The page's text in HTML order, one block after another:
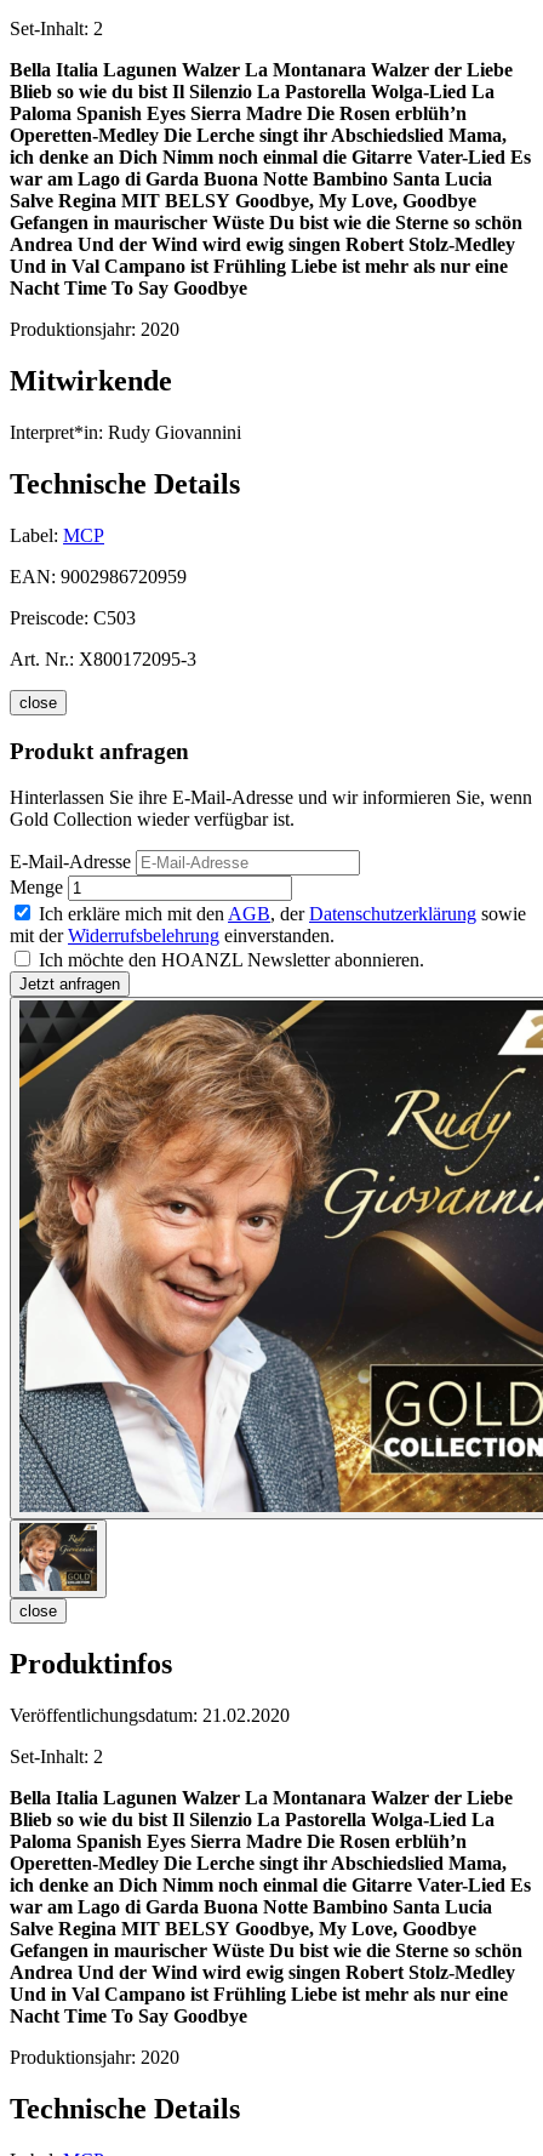
Set-Inhalt: 2
Bella Italia Lagunen Walzer La Montanara Walzer der Liebe
Blieb so wie du bist Il Silenzio La Pastorella Wolga-Lied La
Paloma Spanish Eyes Sierra Madre Die Rosen erblüh’n
Operetten-Medley Die Lerche singt ihr Abschiedslied Mama,
ich denke an Dich Nimm noch einmal die Gitarre Vater-Lied Es
war am Lago di Garda Buona Notte Bambino Santa Lucia
Salve Regina MIT BELSY Goodbye, My Love, Goodbye
Gefangen in maurischer Wüste Du bist wie die Sterne so schön
Andrea Und der Wind wird ewig singen Robert Stolz-Medley
Und in Val Campano ist Frühling Liebe ist mehr als nur eine
Nacht Time To Say Goodbye
Produktionsjahr: 2020
Mitwirkende
Interpret*in: Rudy Giovannini
Technische Details
Label: MCP
EAN: 9002986720959
Preiscode: C503
Art. Nr.: X800172095-3
close
Produkt anfragen
Hinterlassen Sie ihre E-Mail-Adresse und wir informieren Sie, wenn
Gold Collection wieder verfügbar ist.
E-Mail-Adresse
Menge
Ich erkläre mich mit den AGB, derDatenschutzerklärung sowie
mit derWiderrufsbelehrung einverstanden.
Ich möchte den HOANZL Newsletter abonnieren.
close
Produktinfos
Veröffentlichungsdatum: 21.02.2020
Set-Inhalt: 2
Bella Italia Lagunen Walzer La Montanara Walzer der Liebe
Blieb so wie du bist Il Silenzio La Pastorella Wolga-Lied La
Paloma Spanish Eyes Sierra Madre Die Rosen erblüh’n
Operetten-Medley Die Lerche singt ihr Abschiedslied Mama,
ich denke an Dich Nimm noch einmal die Gitarre Vater-Lied Es
war am Lago di Garda Buona Notte Bambino Santa Lucia
Salve Regina MIT BELSY Goodbye, My Love, Goodbye
Gefangen in maurischer Wüste Du bist wie die Sterne so schön
Andrea Und der Wind wird ewig singen Robert Stolz-Medley
Und in Val Campano ist Frühling Liebe ist mehr als nur eine
Nacht Time To Say Goodbye
Produktionsjahr: 2020
Technische Details